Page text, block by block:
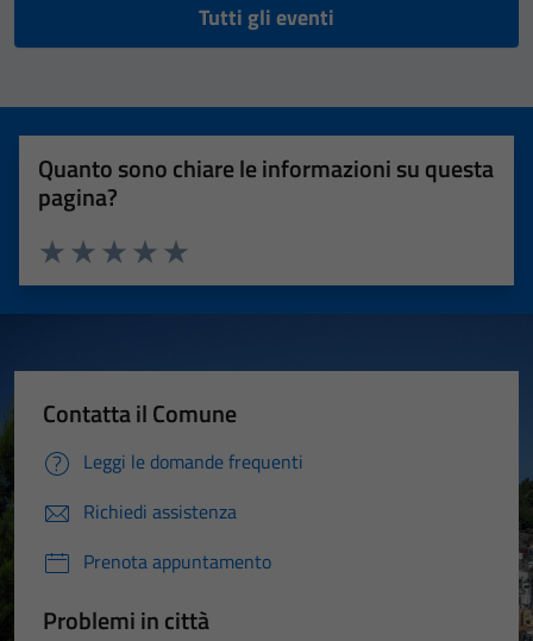
Tutti gli eventi
Quanto sono chiare le informazioni su questa
pagina?
Valuta 5 stelle su 5
Valuta 4 stelle su 5
Valuta 3 stelle su 5
Valuta 2 stelle su 5
Valuta 1 stelle su 5
Contatta il Comune
Leggi le domande frequenti
Richiedi assistenza
Prenota appuntamento
Problemi in città